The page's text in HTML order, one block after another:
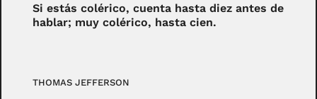
Si estás colérico, cuenta hasta diez antes de
hablar; muy colérico, hasta cien.
THOMAS JEFFERSON